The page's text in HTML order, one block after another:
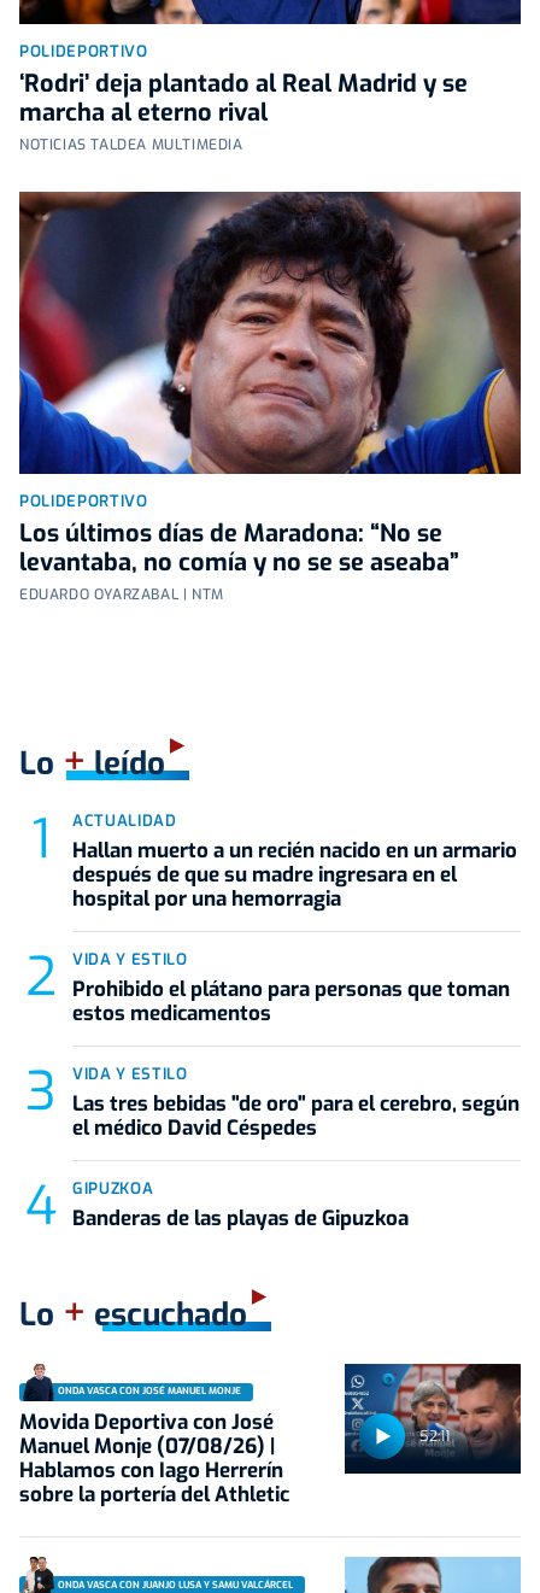
POLIDEPORTIVO
‘Rodri’ deja plantado al Real Madrid y se
marcha al eterno rival
NOTICIAS TALDEA MULTIMEDIA
POLIDEPORTIVO
Los últimos días de Maradona: “No se
levantaba, no comía y no se se aseaba”
EDUARDO OYARZABAL | NTM
Lo +leído
ACTUALIDAD
Hallan muerto a un recién nacido en un armario
después de que su madre ingresara en el
hospital por una hemorragia
VIDA Y ESTILO
Prohibido el plátano para personas que toman
estos medicamentos
VIDA Y ESTILO
Las tres bebidas "de oro" para el cerebro, según
el médico David Céspedes
GIPUZKOA
Banderas de las playas de Gipuzkoa
Lo + escuchado
52:11
ONDA VASCA CON JOSÉ MANUEL MONJE
Movida Deportiva con José
Manuel Monje (07/08/26) |
Hablamos con Iago Herrerín
sobre la portería del Athletic
ONDA VASCA CON JUANJO LUSA Y SAMU VALCÁRCEL